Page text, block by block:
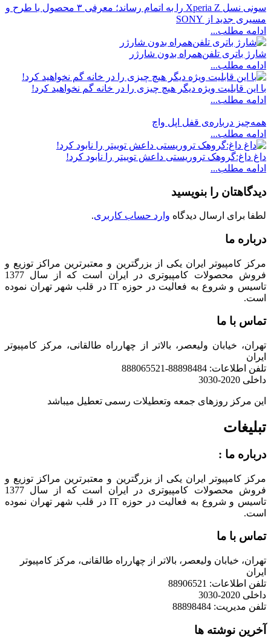
سونی نسل Xperia Z را به اتمام رساند؛ معرفی ۳ محصول با طرح و
مسیری جدید از SONY
ادامه مطلب...
شارژ باتری تلفن‌همراه بدون شارژر
ادامه مطلب...
با این قابلیت ویژه دیگر هیچ‌ چیزی را در خانه گم نخواهید کرد!
ادامه مطلب...
همه‌چیز درباره‌ی قفل اپل واچ
ادامه مطلب...
داغ داغ:گروهک تروریستی داعش توییتر را نابود کرد!
ادامه مطلب...
دیدگاهتان را بنویسید
لطفا برای ارسال دیدگاه وارد حساب کاربری.
درباره ما
مرکز کامپیوتر ایران یکی از بزرگترین و معتبرترین مراکز توزیع و
فروش محصولات کامپیوتری در ایران است که از سال 1377
تاسیس و شروع به فعالیت در حوزه IT در قلب شهر تهران نموده
است.
تماس با ما
تهران، خیابان ولیعصر، بالاتر از چهارراه طالقانی، مرکز کامپیوتر
ایران
تلفن اطلاعات: 88898484-888065521
داخلی 2020-3030
این مرکز روزهای جمعه وتعطیلات رسمی تعطیل میباشد
تبلیغات
درباره ما :
مرکز کامپیوتر ایران یکی از بزرگترین و معتبرترین مراکز توزیع و
فروش محصولات کامپیوتری در ایران است که از سال 1377
تاسیس و شروع به فعالیت در حوزه IT در قلب شهر تهران نموده
است.
تماس با ما
تهران، خیابان ولیعصر، بالاتر از چهارراه طالقانی، مرکز کامپیوتر
ایران
تلفن اطلاعات: 88906521
داخلی 2020-3030
تلفن مدیریت: 88898484
آخرین نوشته ها